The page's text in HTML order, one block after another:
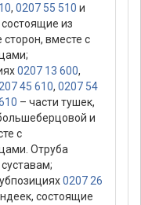
, 0207 55 510 и
из
вместе с
0207 13 600,
45 610, 0207 54
– части тушек,
и
с
Отруба
0207 26
состоящие